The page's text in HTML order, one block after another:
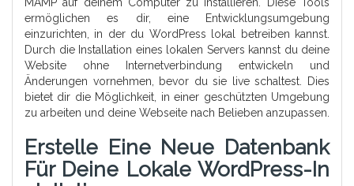
ermöglichen es dir, eine Entwicklungsumgebung
einzurichten, in der du WordPress lokal betreiben kannst.
Durch die Installation eines lokalen Servers kannst du deine
Website ohne Internetverbindung entwickeln und
Änderungen vornehmen, bevor du sie live schaltest. Dies
bietet dir die Möglichkeit, in einer geschützten Umgebung
zu arbeiten und deine Webseite nach Belieben anzupassen.
Erstelle Eine Neue Datenbank
Für Deine Lokale WordPress-In